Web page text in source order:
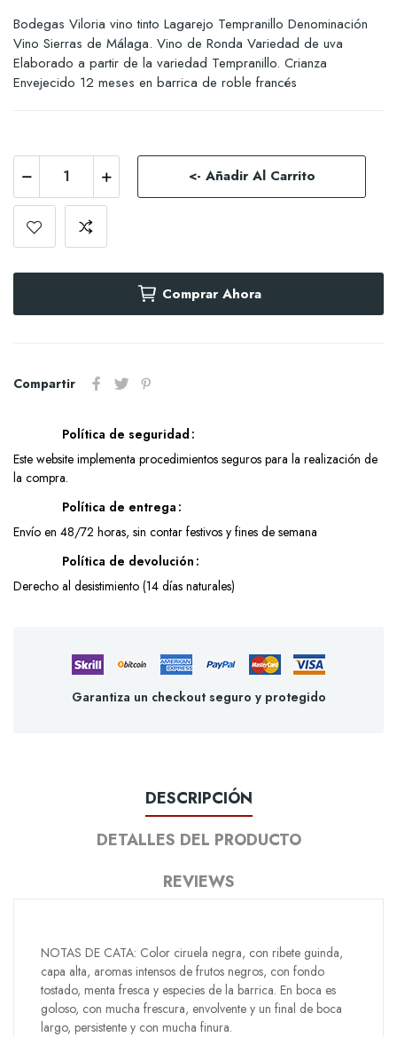
Bodegas Viloria vino tinto Lagarejo Tempranillo Denominación
Vino Sierras de Málaga. Vino de Ronda Variedad de uva
Elaborado a partir de la variedad Tempranillo. Crianza
Envejecido 12 meses en barrica de roble francés
<- Añadir Al Carrito
Comprar Ahora
Compartir
Política de seguridad
Este website implementa procedimientos seguros para la realización de
la compra.
Política de entrega
Envío en 48/72 horas, sin contar festivos y fines de semana
Política de devolución
Derecho al desistimiento (14 días naturales)
Garantiza un checkout seguro y protegido
DESCRIPCIÓN
DETALLES DEL PRODUCTO
REVIEWS
NOTAS DE CATA: Color ciruela negra, con ribete guinda,
capa alta, aromas intensos de frutos negros, con fondo
tostado, menta fresca y especies de la barrica. En boca es
goloso, con mucha frescura, envolvente y un final de boca
largo, persistente y con mucha finura.